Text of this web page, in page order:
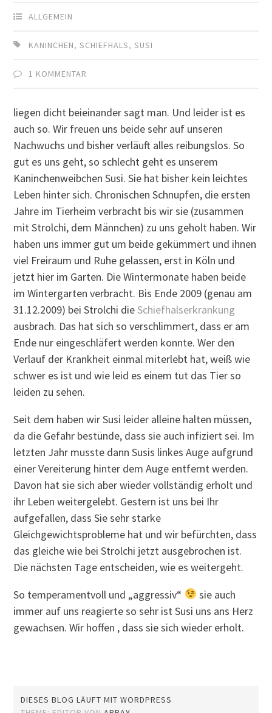
ALLGEMEIN
KANINCHEN,SCHIEFHALS,SUSI
1 KOMMENTAR
liegen dicht beieinander sagt man. Und leider ist es
auch so. Wir freuen uns beide sehr auf unseren
Nachwuchs und bisher verläuft alles reibungslos. So
gut es uns geht, so schlecht geht es unserem
Kaninchenweibchen Susi. Sie hat bisher kein leichtes
Leben hinter sich. Chronischen Schnupfen, die ersten
Jahre im Tierheim verbracht bis wir sie (zusammen
mit Strolchi, dem Männchen) zu uns geholt haben. Wir
haben uns immer gut um beide gekümmert und ihnen
viel Freiraum und Ruhe gelassen, erst in Köln und
jetzt hier im Garten. Die Wintermonate haben beide
im Wintergarten verbracht. Bis Ende 2009 (genau am
31.12.2009) bei Strolchi dieSchiefhalserkrankung
ausbrach. Das hat sich so verschlimmert, dass er am
Ende nur eingeschläfert werden konnte. Wer den
Verlauf der Krankheit einmal miterlebt hat, weiß wie
schwer es ist und wie leid es einem tut das Tier so
leiden zu sehen.
Seit dem haben wir Susi leider alleine halten müssen,
da die Gefahr bestünde, dass sie auch infiziert sei. Im
letzten Jahr musste dann Susis linkes Auge aufgrund
einer Vereiterung hinter dem Auge entfernt werden.
Davon hat sie sich aber wieder vollständig erholt und
ihr Leben weitergelebt. Gestern ist uns bei Ihr
aufgefallen, dass Sie sehr starke
Gleichgewichtsprobleme hat und wir befürchten, dass
das gleiche wie bei Strolchi jetzt ausgebrochen ist.
Die nächsten Tage entscheiden, wie es weitergeht.
So temperamentvoll und „aggressiv“
sie auch
immer auf uns reagierte so sehr ist Susi uns ans Herz
gewachsen. Wir hoffen , dass sie sich wieder erholt.
DIESES BLOG LÄUFT MIT WORDPRESS